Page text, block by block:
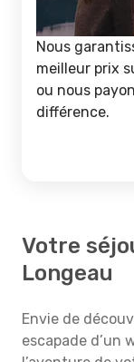
Nous
meilleur prix
ou nous
différence.
Votre
Longeau
Envie de
escapade d’un